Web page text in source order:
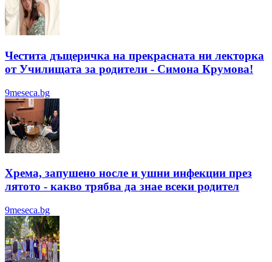
Честита дъщеричка на прекрасната ни лекторка
от Училищата за родители - Симона Крумова!
9meseca.bg
Хрема, запушено носле и ушни инфекции през
лятотo - какво трябва да знае всеки родител
9meseca.bg